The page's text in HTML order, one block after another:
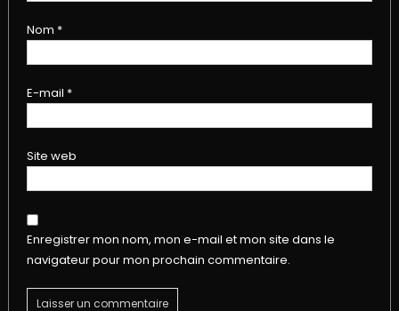
Nom *
E-mail *
Site web
Enregistrer mon nom, mon e-mail et mon site dans le
navigateur pour mon prochain commentaire.